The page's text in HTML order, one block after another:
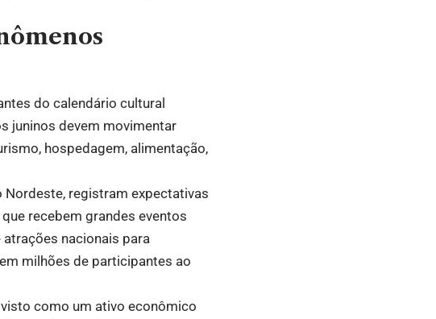
do calendário cultural
juninos devem movimentar
hospedagem, alimentação,
Nordeste, registram expectativas
recebem grandes eventos
nacionais para
milhões de participantes ao
como um ativo econômico